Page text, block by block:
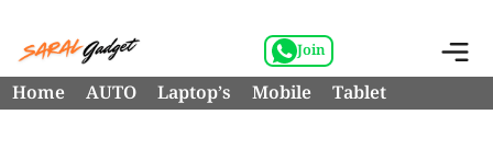
Skip
to
content
Join
Home AUTO Laptop’s Mobile Tablet